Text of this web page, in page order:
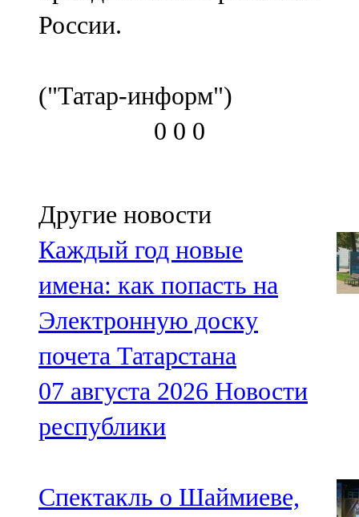
России.
("Татар-информ")
0 0 0
Другие новости
Каждый год новые
имена: как попасть на
Электронную доску
почета Татарстана
07 августа 2026 Новости
республики
Спектакль о Шаймиеве,